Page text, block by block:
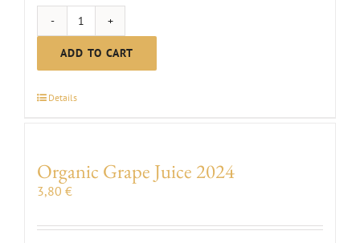
Organic
Balsamic
Vinegar
ADD TO CART
Details
Organic Grape Juice 2024
3,80 €